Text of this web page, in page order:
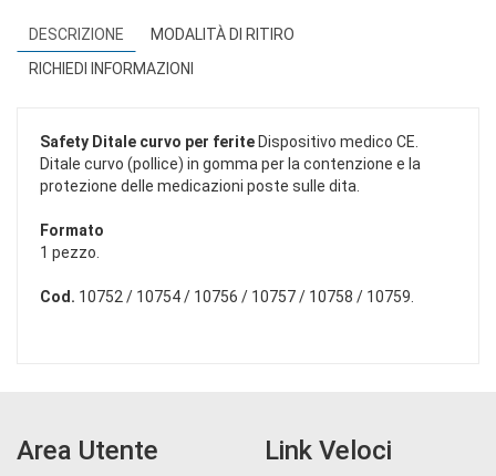
DESCRIZIONE
MODALITÀ DI RITIRO
RICHIEDI INFORMAZIONI
Safety Ditale curvo per ferite Dispositivo medico CE.
Ditale curvo (pollice) in gomma per la contenzione e la
protezione delle medicazioni poste sulle dita.
Formato
1 pezzo.
Cod. 10752 / 10754 / 10756 / 10757 / 10758 / 10759.
Area Utente Link Veloci